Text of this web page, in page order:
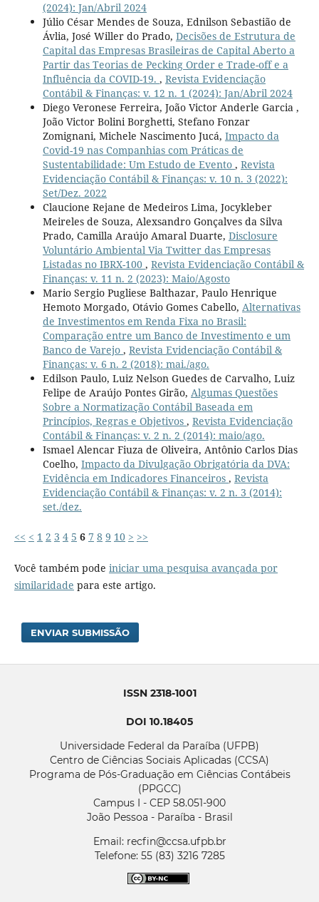
(2024): Jan/Abril 2024
Júlio César Mendes de Souza, Ednilson Sebastião de
Ávlia, José Willer do Prado, Decisões de Estrutura de
Capital das Empresas Brasileiras de Capital Aberto a
Partir das Teorias de Pecking Order e Trade-off e a
Influência da COVID-19. , Revista Evidenciação
Contábil & Finanças: v. 12 n. 1 (2024): Jan/Abril 2024
Diego Veronese Ferreira, João Victor Anderle Garcia ,
João Victor Bolini Borghetti, Stefano Fonzar
Zomignani, Michele Nascimento Jucá, Impacto da
Covid-19 nas Companhias com Práticas de
Sustentabilidade: Um Estudo de Evento , Revista
Evidenciação Contábil & Finanças: v. 10 n. 3 (2022):
Set/Dez. 2022
Claucione Rejane de Medeiros Lima, Jocykleber
Meireles de Souza, Alexsandro Gonçalves da Silva
Prado, Camilla Araújo Amaral Duarte, Disclosure
Voluntário Ambiental Via Twitter das Empresas
Listadas no IBRX-100 , Revista Evidenciação Contábil &
Finanças: v. 11 n. 2 (2023): Maio/Agosto
Mario Sergio Pugliese Balthazar, Paulo Henrique
Hemoto Morgado, Otávio Gomes Cabello, Alternativas
de Investimentos em Renda Fixa no Brasil:
Comparação entre um Banco de Investimento e um
Banco de Varejo , Revista Evidenciação Contábil &
Finanças: v. 6 n. 2 (2018): mai./ago.
Edilson Paulo, Luiz Nelson Guedes de Carvalho, Luiz
Felipe de Araújo Pontes Girão, Algumas Questões
Sobre a Normatização Contábil Baseada em
Princípios, Regras e Objetivos , Revista Evidenciação
Contábil & Finanças: v. 2 n. 2 (2014): maio/ago.
Ismael Alencar Fiuza de Oliveira, Antônio Carlos Dias
Coelho, Impacto da Divulgação Obrigatória da DVA:
Evidência em Indicadores Financeiros , Revista
Evidenciação Contábil & Finanças: v. 2 n. 3 (2014):
set./dez.
<< < 1 2 3 4 5 6 7 8 9 10 > >>
Você também pode iniciar uma pesquisa avançada por
similaridade para este artigo.
ENVIAR SUBMISSÃO
ISSN 2318-1001
DOI 10.18405
Universidade Federal da Paraíba (UFPB)
Centro de Ciências Sociais Aplicadas (CCSA)
Programa de Pós-Graduação em Ciências Contábeis
(PPGCC)
Campus I - CEP 58.051-900
João Pessoa - Paraíba - Brasil
Email: recfin@ccsa.ufpb.br
Telefone: 55 (83) 3216 7285